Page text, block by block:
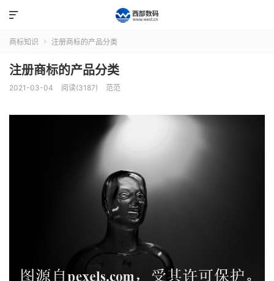

商标知识  注册商标的产品分类
注册商标的产品分类
2021-03-04 阅读(3187) 范范